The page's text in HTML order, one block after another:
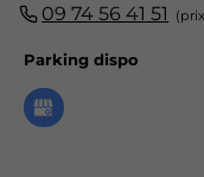
09 74 56 41 51
Parking dispo